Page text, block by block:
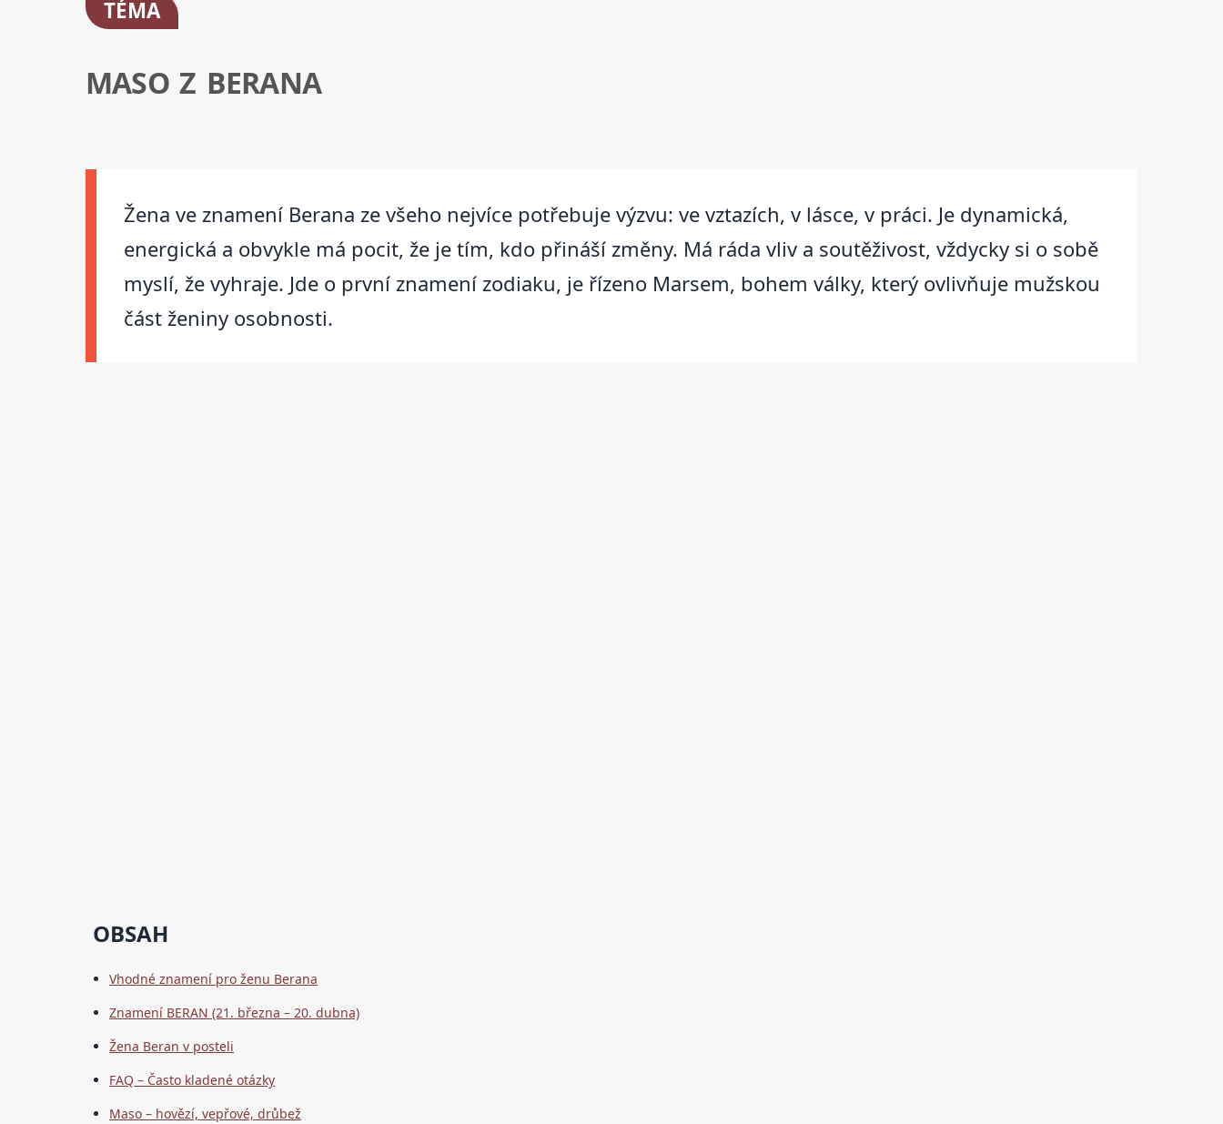
TÉMA
MASO Z BERANA
Žena ve znamení Berana ze všeho nejvíce potřebuje výzvu: ve vztazích, v lásce, v práci. Je dynamická,
energická a obvykle má pocit, že je tím, kdo přináší změny. Má ráda vliv a soutěživost, vždycky si o sobě
myslí, že vyhraje. Jde o první znamení zodiaku, je řízeno Marsem, bohem války, který ovlivňuje mužskou
část ženiny osobnosti.
OBSAH
Vhodné znamení pro ženu Berana
Znamení BERAN (21. března – 20. dubna)
Žena Beran v posteli
FAQ – Často kladené otázky
Maso – hovězí, vepřové, drůbež